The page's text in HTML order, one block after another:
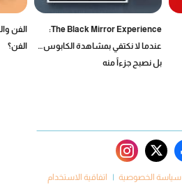
The Black Mirror Experience:
عندما لا نكتفي بمشاهدة الكابوس…
بل نصبح جزءاً منه
الفن
الفن؟
سياسة الخصوصية اتفاقية الاستخدام